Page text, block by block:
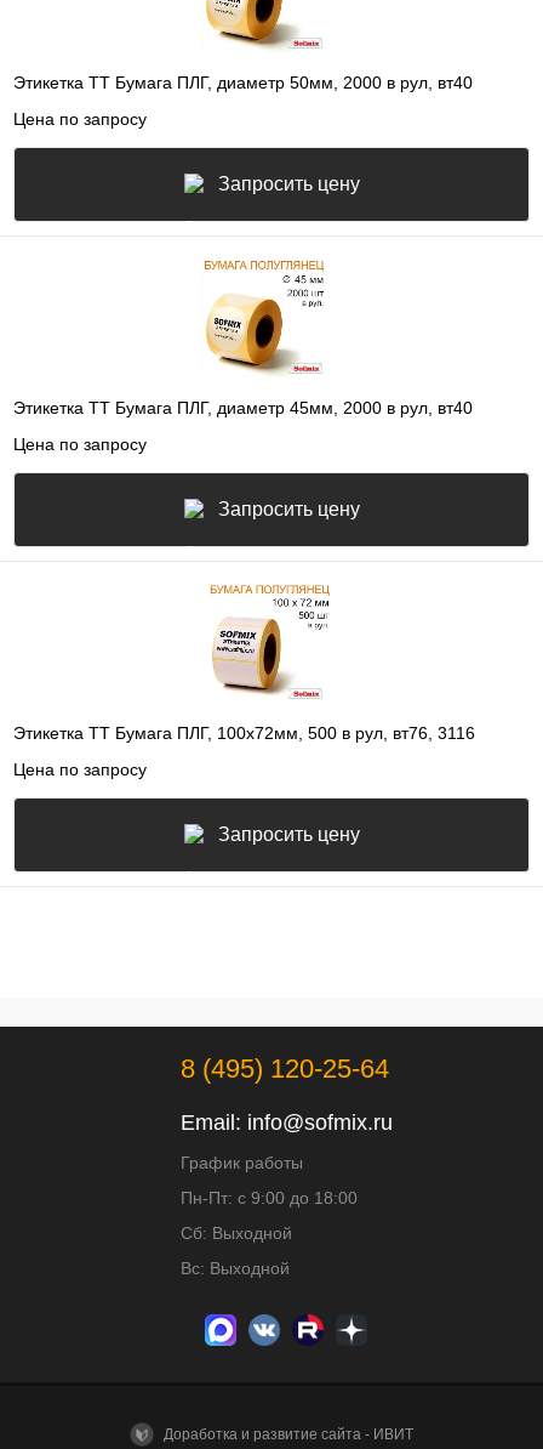
Этикетка ТТ Бумага ПЛГ, диаметр 50мм, 2000 в рул, вт40
Цена по запросу
Запросить цену
Этикетка ТТ Бумага ПЛГ, диаметр 45мм, 2000 в рул, вт40
Цена по запросу
Запросить цену
Этикетка ТТ Бумага ПЛГ, 100х72мм, 500 в рул, вт76, 3116
Цена по запросу
Запросить цену
8 (495) 120-25-64
Email: info@sofmix.ru
График работы
Пн-Пт: с 9:00 до 18:00
Сб: Выходной
Вс: Выходной
Доработка и развитие сайта - ИВИТ